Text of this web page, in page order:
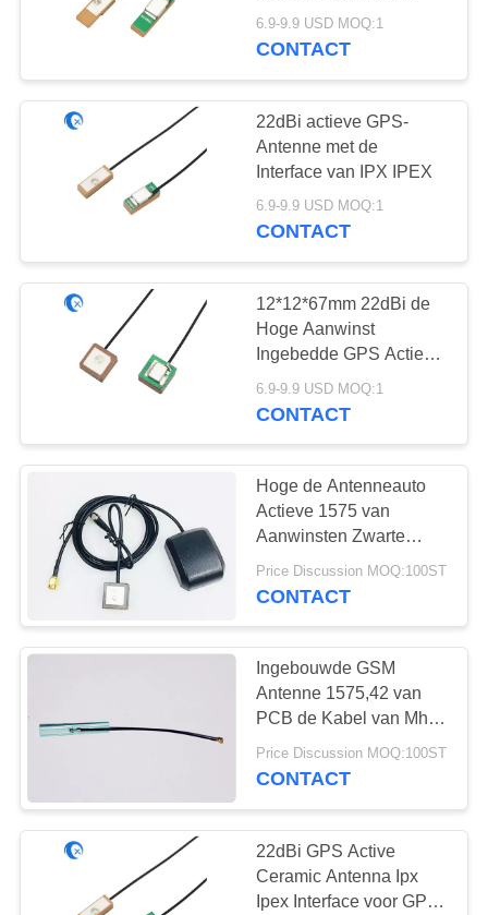
de antenne van de
wifiontvanger
17
magnetische
basisantenne
de Antenne van 3G
4G 5G
69
433 Mhz-Antenne
20
6.9-9.9 USD MOQ:1
CONTACT
22dBi actieve GPS-
Antenne met de
Interface van IPX IPEX
6.9-9.9 USD MOQ:1
CONTACT
12*12*67mm 22dBi de
Hoge Aanwinst
Ingebedde GPS Actieve
Antenne van het
Flardgps van de
6.9-9.9 USD MOQ:1
CONTACT
Hoge de Antenneauto
Actieve 1575 van
Aanwinsten Zwarte
Externe Wifi voor het
Volgen van Apparaat
Price Discussion MOQ:100ST
CONTACT
Ingebouwde GSM
Antenne 1575,42 van
PCB de Kabel van Mhz
RG1.13 met de
Schakelaar van
Price Discussion MOQ:100ST
CONTACT
22dBi GPS Active
Ceramic Antenna Ipx
Ipex Interface voor GPS-